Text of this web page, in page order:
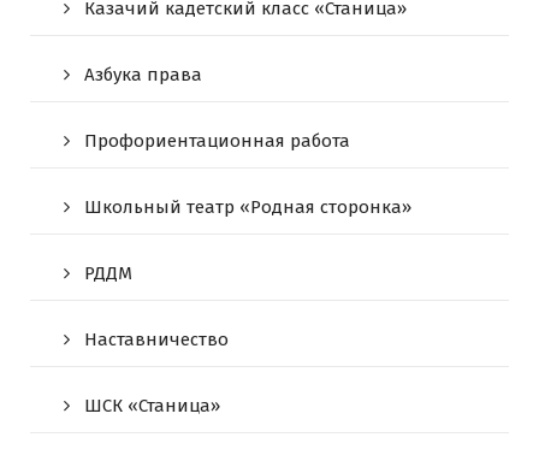
Казачий кадетский класс «Станица»
Азбука права
Профориентационная работа
Школьный театр «Родная сторонка»
РДДМ
Наставничество
ШСК «Станица»